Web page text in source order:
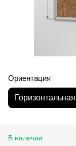
Ориентация
Горизонтальная
В наличии